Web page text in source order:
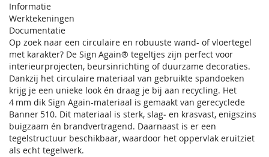
Informatie
Werktekeningen
Documentatie
Op zoek naar een circulaire en robuuste wand- of vloertegel
met karakter? De Sign Again® tegeltjes zijn perfect voor
interieurprojecten, beursinrichting of duurzame decoraties.
Dankzij het circulaire materiaal van gebruikte spandoeken
krijg je een unieke look én draag je bij aan recycling. Het
4 mm dik Sign Again-materiaal is gemaakt van gerecyclede
Banner 510. Dit materiaal is sterk, slag‑ en krasvast, enigszins
buigzaam én brandvertragend. Daarnaast is er een
tegelstructuur beschikbaar, waardoor het oppervlak eruitziet
als echt tegelwerk.